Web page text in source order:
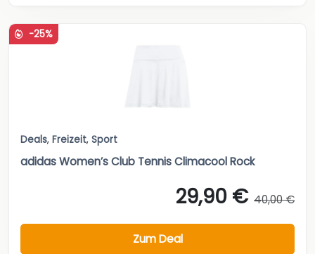
-25%
Deals, Freizeit, Sport
adidas Women’s Club Tennis Climacool Rock
29,90 € 40,00 €
Zum Deal